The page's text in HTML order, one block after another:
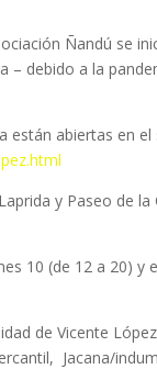
Ñandú se
– debido a la
abiertas en el
y Paseo de la
(de 12 a 20) y el
Vicente López
Jacana/